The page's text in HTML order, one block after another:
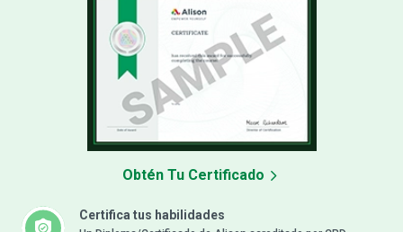
Certifica tus habilidades
Obtén Tu Certificado